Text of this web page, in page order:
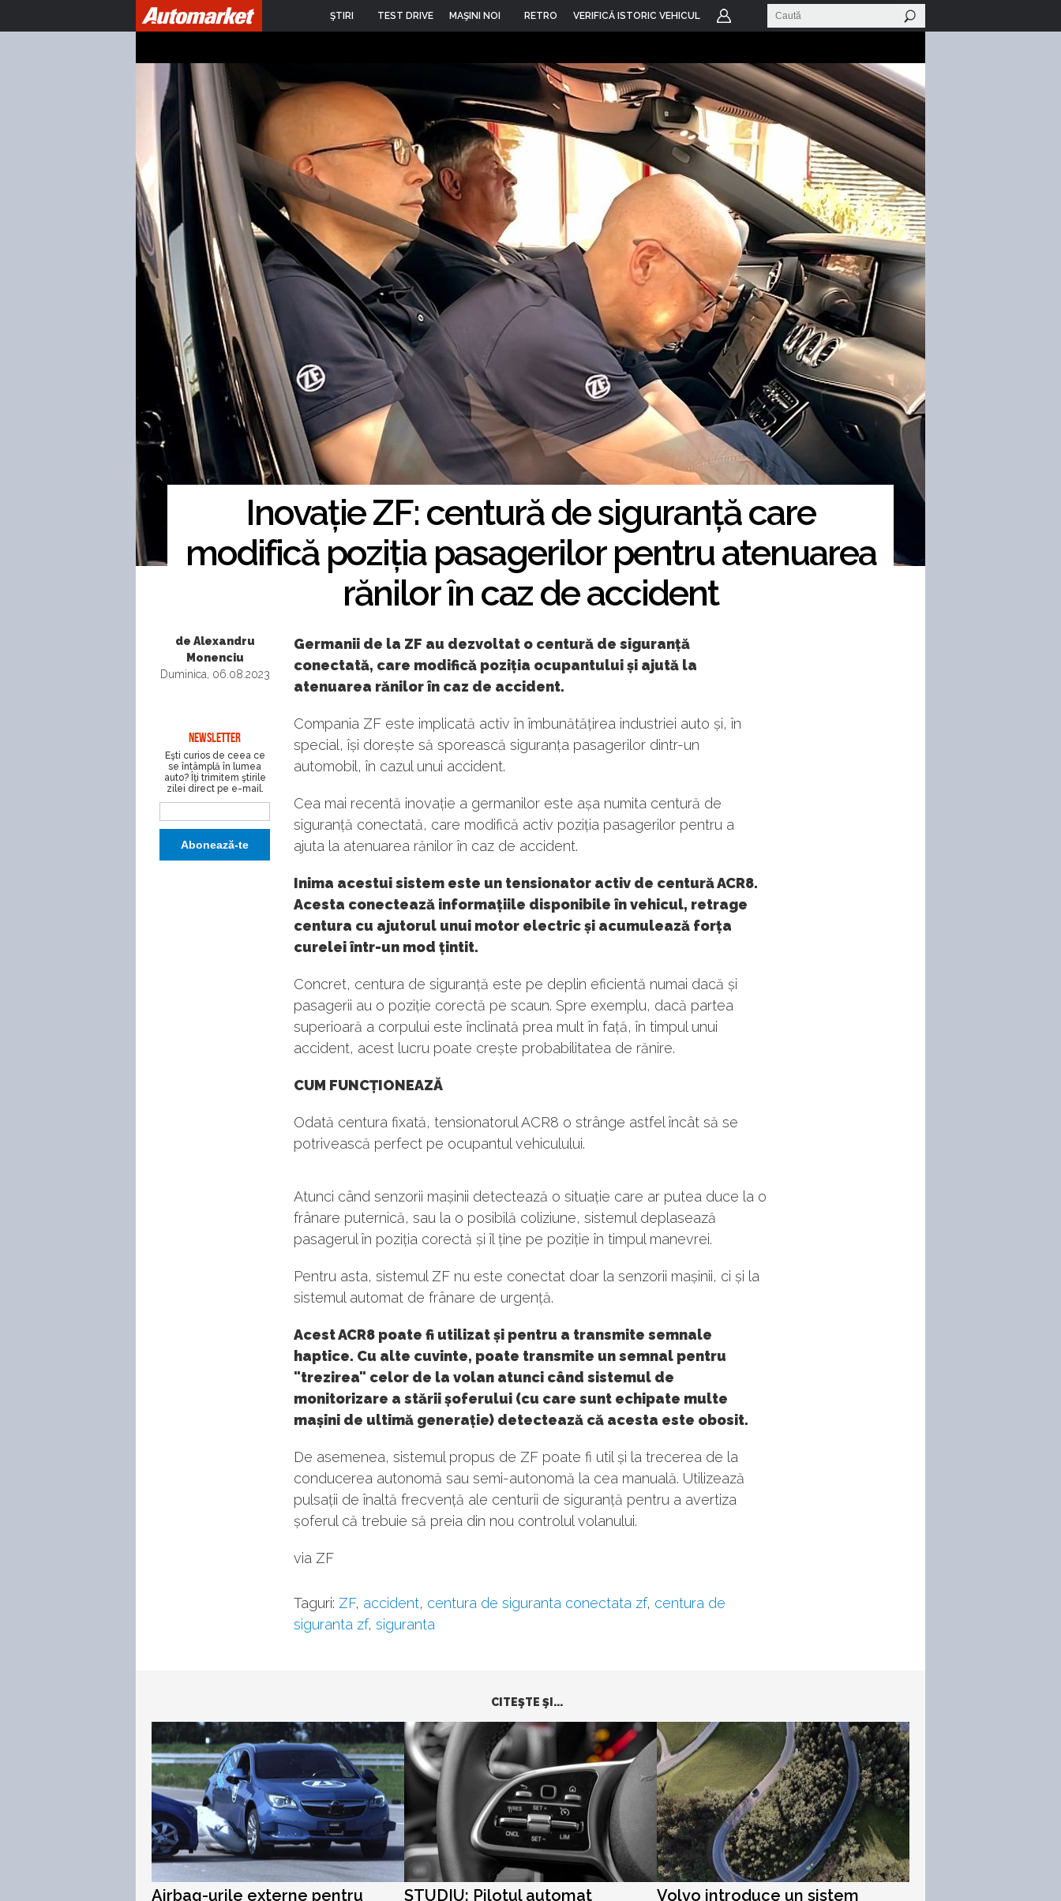
ŞTIRI TEST DRIVE MAŞINI NOI RETRO VERIFICĂ ISTORIC VEHICUL
Inovație ZF: centură de siguranță care
modifică poziția pasagerilor pentru atenuarea
rănilor în caz de accident
de Alexandru
Monenciu
Duminica, 06.08.2023
NEWSLETTER
Eşti curios de ceea ce
se întâmplă în lumea
auto? Îţi trimitem ştirile
zilei direct pe e-mail.
Germanii de la ZF au dezvoltat o centură de siguranță
conectată, care modifică poziția ocupantului și ajută la
atenuarea rănilor în caz de accident.
Compania ZF este implicată activ în îmbunătățirea industriei auto și, în
special, își dorește să sporească siguranța pasagerilor dintr-un
automobil, în cazul unui accident.
Cea mai recentă inovație a germanilor este așa numita centură de
siguranță conectată, care modifică activ poziția pasagerilor pentru a
ajuta la atenuarea rănilor în caz de accident.
Inima acestui sistem este un tensionator activ de centură ACR8.
Acesta conectează informațiile disponibile în vehicul, retrage
centura cu ajutorul unui motor electric și acumulează forța
curelei într-un mod țintit.
Concret, centura de siguranță este pe deplin eficientă numai dacă și
pasagerii au o poziție corectă pe scaun. Spre exemplu, dacă partea
superioară a corpului este înclinată prea mult în față, în timpul unui
accident, acest lucru poate crește probabilitatea de rănire.
CUM FUNCȚIONEAZĂ
Odată centura fixată, tensionatorul ACR8 o strânge astfel încât să se
potrivească perfect pe ocupantul vehiculului.
Atunci când senzorii mașinii detectează o situație care ar putea duce la o
frânare puternică, sau la o posibilă coliziune, sistemul deplasează
pasagerul în poziția corectă și îl ține pe poziție în timpul manevrei.
Pentru asta, sistemul ZF nu este conectat doar la senzorii mașinii, ci și la
sistemul automat de frânare de urgență.
Acest ACR8 poate fi utilizat și pentru a transmite semnale
haptice. Cu alte cuvinte, poate transmite un semnal pentru
"trezirea" celor de la volan atunci când sistemul de
monitorizare a stării șoferului (cu care sunt echipate multe
mașini de ultimă generație) detectează că acesta este obosit.
De asemenea, sistemul propus de ZF poate fi util și la trecerea de la
conducerea autonomă sau semi-autonomă la cea manuală. Utilizează
pulsații de înaltă frecvență ale centurii de siguranță pentru a avertiza
șoferul că trebuie să preia din nou controlul volanului.
via ZF
Taguri: ZF, accident, centura de siguranta conectata zf, centura de
siguranta zf, siguranta
CITEŞTE ŞI...
Airbag-urile externe pentru
STUDIU: Pilotul automat
Volvo introduce un sistem